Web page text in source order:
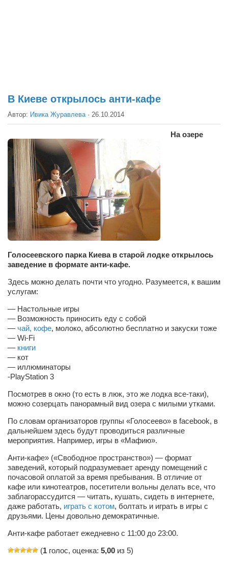
Выборы
Традиции
Опросы
Экология
Здоровье
Здоровый образ жизни
Сам себе доктор
Курьезы
Досье
Лариса Ильченко
Елена Мельник
Семён Салатенко
Сергей Шепилов
Актёры
Валентин Бурый
Артём Мяус
Александра Сокол
Барды
Ольга Козаченко
В Киеве открылось анти-кафе
Автор: Ивика Журавлева · 26.10.2014
На озере
Голосеевского парка Киева в старой лодке открылось
заведение в формате анти-кафе.
Здесь можно делать почти что угодно. Разумеется, к вашим
услугам:
— Настольные игры
— Возможность приносить еду с собой
— чай, кофе, молоко, абсолютно бесплатно и закуски тоже
— Wi-Fi
— книги
— кот
— иллюминаторы
-PlayStation 3
Посмотрев в окно (то есть в люк, это же лодка все-таки),
можно созерцать панорамный вид озера с милыми утками.
По словам организаторов группы «Голосеево» в facebook, в
дальнейшем здесь будут проводиться различные
мероприятия. Например, игры в «Мафию».
Анти-кафе» («Свободное пространство») — формат
заведений, который подразумевает аренду помещений с
почасовой оплатой за время пребывания. В отличие от
кафе или кинотеатров, посетители вольны делать все, что
заблагорассудится — читать, кушать, сидеть в интернете,
даже работать, играть с котом, болтать и играть в игры с
друзьями. Цены довольно демократичные.
Анти-кафе работает ежедневно с 11:00 до 23:00.
(1 голос, оценка: 5,00 из 5)